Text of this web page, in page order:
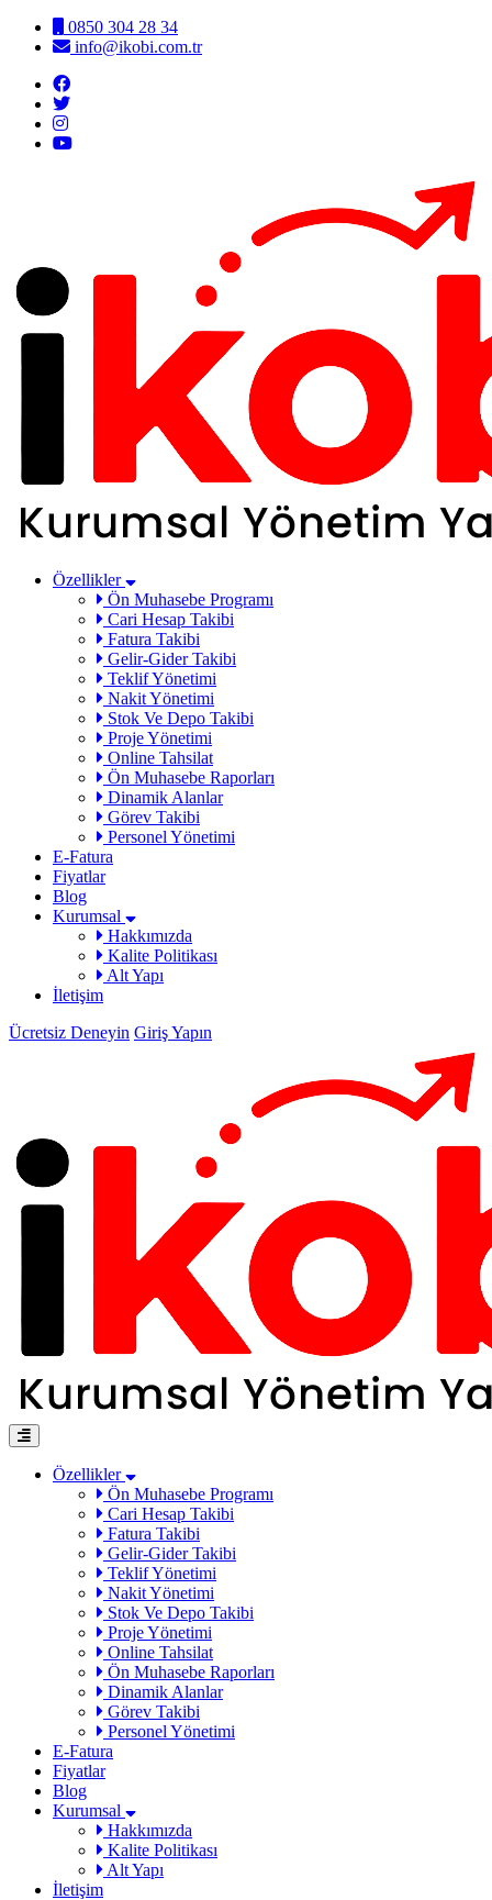
0850 304 28 34
info@ikobi.com.tr
Özellikler
Ön Muhasebe Programı
Cari Hesap Takibi
Fatura Takibi
Gelir-Gider Takibi
Teklif Yönetimi
Nakit Yönetimi
Stok Ve Depo Takibi
Proje Yönetimi
Online Tahsilat
Ön Muhasebe Raporları
Dinamik Alanlar
Görev Takibi
Personel Yönetimi
E-Fatura
Fiyatlar
Blog
Kurumsal
Hakkımızda
Kalite Politikası
Alt Yapı
İletişim
Ücretsiz Deneyin Giriş Yapın
Özellikler
Ön Muhasebe Programı
Cari Hesap Takibi
Fatura Takibi
Gelir-Gider Takibi
Teklif Yönetimi
Nakit Yönetimi
Stok Ve Depo Takibi
Proje Yönetimi
Online Tahsilat
Ön Muhasebe Raporları
Dinamik Alanlar
Görev Takibi
Personel Yönetimi
E-Fatura
Fiyatlar
Blog
Kurumsal
Hakkımızda
Kalite Politikası
Alt Yapı
İletişim